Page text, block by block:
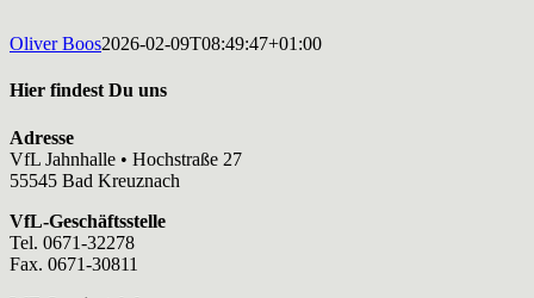
Oliver Boos2026-02-09T08:49:47+01:00
Hier findest Du uns
Adresse
VfL Jahnhalle • Hochstraße 27
55545 Bad Kreuznach
VfL-Geschäftsstelle
Tel. 0671-32278
Fax. 0671-30811